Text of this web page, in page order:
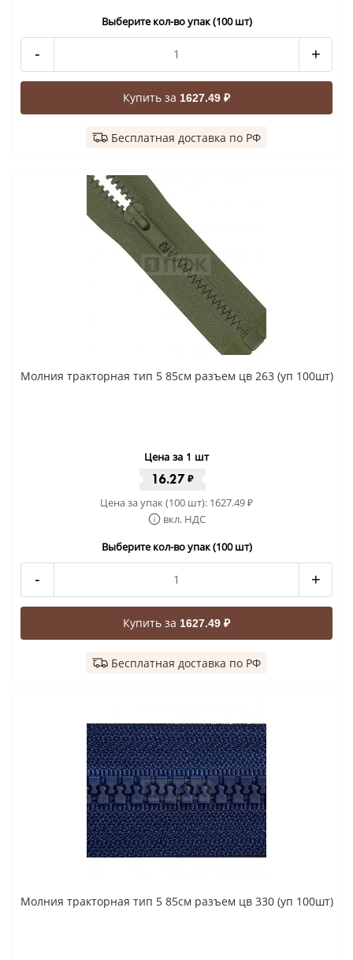
Выберите кол-во упак (100 шт)
- +
Купить за 1627.49 ₽
Бесплатная доставка по РФ
Молния тракторная тип 5 85см разъем цв 263 (уп 100шт)
Цена за 1 шт
16.27₽
Цена за упак (100 шт): 1627.49₽
вкл. НДС
Выберите кол-во упак (100 шт)
- +
Купить за 1627.49 ₽
Бесплатная доставка по РФ
Молния тракторная тип 5 85см разъем цв 330 (уп 100шт)